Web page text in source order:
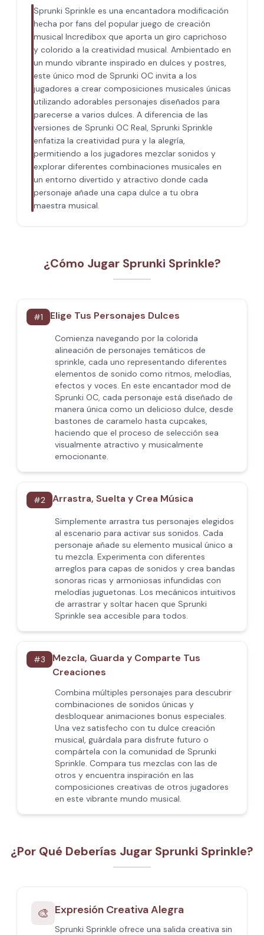
Sprunki Sprinkle es una encantadora modificación
hecha por fans del popular juego de creación
musical Incredibox que aporta un giro caprichoso
y colorido a la creatividad musical. Ambientado en
un mundo vibrante inspirado en dulces y postres,
este único mod de Sprunki OC invita a los
jugadores a crear composiciones musicales únicas
utilizando adorables personajes diseñados para
parecerse a varios dulces. A diferencia de las
versiones de Sprunki OC Real, Sprunki Sprinkle
enfatiza la creatividad pura y la alegría,
permitiendo a los jugadores mezclar sonidos y
explorar diferentes combinaciones musicales en
un entorno divertido y atractivo donde cada
personaje añade una capa dulce a tu obra
maestra musical.
¿Cómo Jugar Sprunki Sprinkle?
#1 Elige Tus Personajes Dulces
Comienza navegando por la colorida
alineación de personajes temáticos de
sprinkle, cada uno representando diferentes
elementos de sonido como ritmos, melodías,
efectos y voces. En este encantador mod de
Sprunki OC, cada personaje está diseñado de
manera única como un delicioso dulce, desde
bastones de caramelo hasta cupcakes,
haciendo que el proceso de selección sea
visualmente atractivo y musicalmente
emocionante.
#2 Arrastra, Suelta y Crea Música
Simplemente arrastra tus personajes elegidos
al escenario para activar sus sonidos. Cada
personaje añade su elemento musical único a
tu mezcla. Experimenta con diferentes
arreglos para capas de sonidos y crea bandas
sonoras ricas y armoniosas infundidas con
melodías juguetonas. Los mecánicos intuitivos
de arrastrar y soltar hacen que Sprunki
Sprinkle sea accesible para todos.
#3
Mezcla, Guarda y Comparte Tus
Creaciones
Combina múltiples personajes para descubrir
combinaciones de sonidos únicas y
desbloquear animaciones bonus especiales.
Una vez satisfecho con tu dulce creación
musical, guárdala para disfrute futuro o
compártela con la comunidad de Sprunki
Sprinkle. Compara tus mezclas con las de
otros y encuentra inspiración en las
composiciones creativas de otros jugadores
en este vibrante mundo musical.
¿Por Qué Deberías Jugar Sprunki Sprinkle?
🎨 Expresión Creativa Alegra
Sprunki Sprinkle ofrece una salida creativa sin